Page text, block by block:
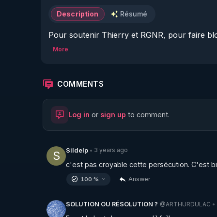
Description Résumé
Pour soutenir Thierry et RGNR, pour faire
( de nouveau possible après un problème
Soutenez RGNR en vous inscrivant au site
par des naturopathes de grande qualité dans
https://www.rgnr.fr/videos-privees.html
améliorée :
▶ https://www.rgnr.fr/produit.html?specif=1
▶ https://www.rgnr.fr/produit.html?specif=2
More
COMMENTS
Log in or sign up to comment.
S Sildelp • 3 years ago
c'est pas croyable cette persécution. C'est
100 % Answer
SOLUTION OU RÉSOLUTION ? @ARTHURDULAC •